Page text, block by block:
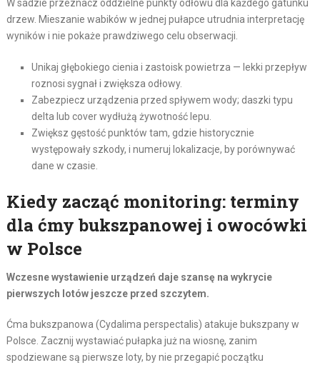
W sadzie przeznacz oddzielne punkty odłowu dla każdego gatunku
drzew. Mieszanie wabików w jednej pułapce utrudnia interpretację
wyników i nie pokaże prawdziwego celu obserwacji.
Unikaj głębokiego cienia i zastoisk powietrza — lekki przepływ
roznosi sygnał i zwiększa odłowy.
Zabezpiecz urządzenia przed spływem wody; daszki typu
delta lub cover wydłużą żywotność lepu.
Zwiększ gęstość punktów tam, gdzie historycznie
występowały szkody, i numeruj lokalizacje, by porównywać
dane w czasie.
Kiedy zacząć monitoring: terminy
dla ćmy bukszpanowej i owocówki
w Polsce
Wczesne wystawienie urządzeń daje szansę na wykrycie
pierwszych lotów jeszcze przed szczytem.
Ćma bukszpanowa (Cydalima perspectalis) atakuje bukszpany w
Polsce. Zacznij wystawiać pułapka już na wiosnę, zanim
spodziewane są pierwsze loty, by nie przegapić początku